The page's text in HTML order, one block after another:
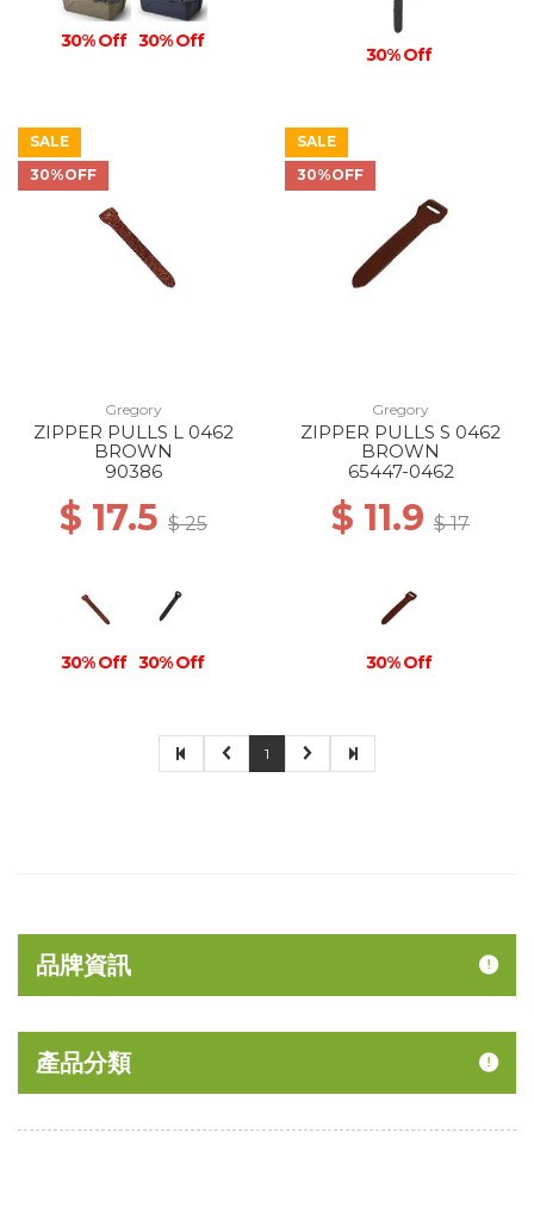
30% Off 30% Off
30% Off
SALE
30%OFF
Gregory
ZIPPER PULLS L 0462
BROWN
90386
$ 17.5 $ 25
30% Off 30% Off
SALE
30%OFF
Gregory
ZIPPER PULLS S 0462
BROWN
65447-0462
$ 11.9 $ 17
30% Off
1
品牌資訊
產品分類